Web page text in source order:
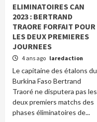
ELIMINATOIRES CAN
2023 : BERTRAND
TRAORE FORFAIT POUR
LES DEUX PREMIERES
JOURNEES
4 ans ago laredaction
Le capitaine des étalons du
Burkina Faso Bertrand
Traoré ne disputera pas les
deux premiers matchs des
phases éliminatoires de...